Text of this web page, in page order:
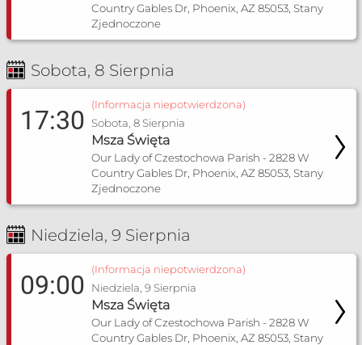
Country Gables Dr, Phoenix, AZ 85053, Stany
Zjednoczone
Sobota, 8 Sierpnia
17:30
(Informacja niepotwierdzona)
Sobota, 8 Sierpnia
Msza Święta
Our Lady of Czestochowa Parish - 2828 W
Country Gables Dr, Phoenix, AZ 85053, Stany
Zjednoczone
Niedziela, 9 Sierpnia
09:00
(Informacja niepotwierdzona)
Niedziela, 9 Sierpnia
Msza Święta
Our Lady of Czestochowa Parish - 2828 W
Country Gables Dr, Phoenix, AZ 85053, Stany